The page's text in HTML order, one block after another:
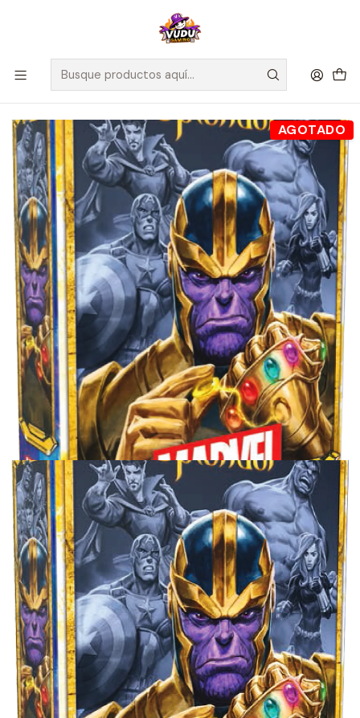
🚀 ¡Despachamos a todo Chile! Envío GRATIS a Regiones sobre
$100.000 y a RM sobre $35.000
Inicio Juegos de Mesa Editorial Space Cowboys
Splendor Marvel - Español
AGOTADO